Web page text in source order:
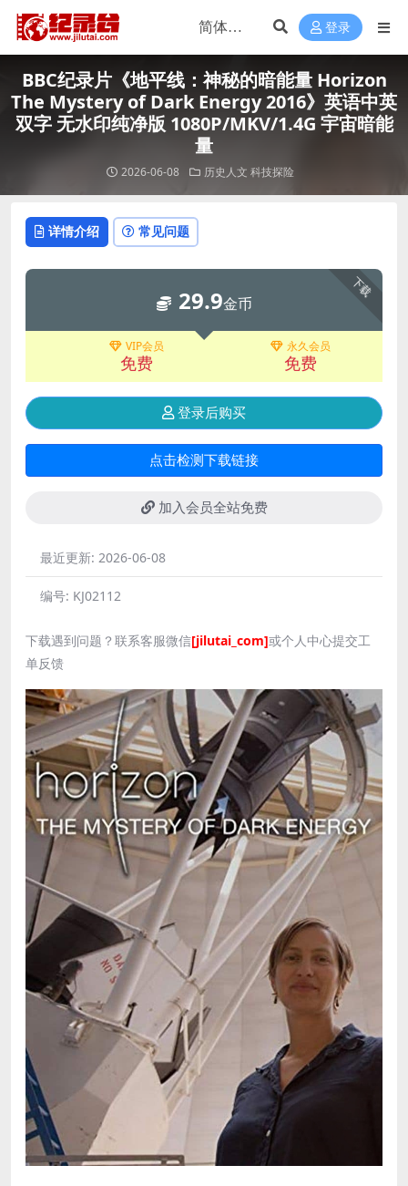
登录
BBC纪录片《地平线：神秘的暗能量 Horizon
The Mystery of Dark Energy 2016》英语中英
双字 无水印纯净版 1080P/MKV/1.4G 宇宙暗能
量
2026-06-08 历史人文 科技探险
详情介绍 常见问题
下载
29.9金币
VIP会员
免费
永久会员
免费
登录后购买
点击检测下载链接
加入会员全站免费
最近更新: 2026-06-08
编号: KJ02112
下载遇到问题？联系客服微信[jilutai_com]或个人中心提交工
单反馈